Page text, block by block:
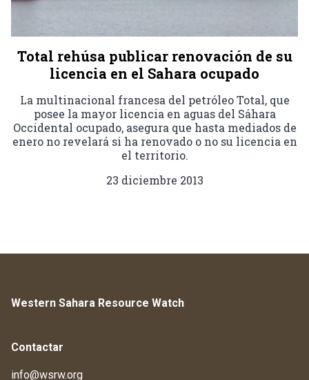
Total rehúsa publicar renovación de su
licencia en el Sahara ocupado
La multinacional francesa del petróleo Total, que
posee la mayor licencia en aguas del Sáhara
Occidental ocupado, asegura que hasta mediados de
enero no revelará si ha renovado o no su licencia en
el territorio.
23 diciembre 2013
Western Sahara Resource Watch
Contactar
info@wsrw.org